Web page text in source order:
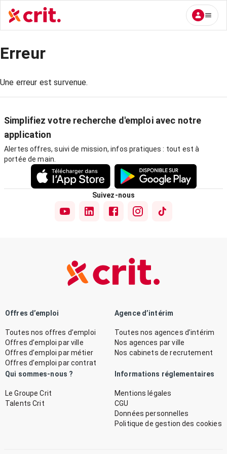
Erreur
Une erreur est survenue.
Simplifiez votre recherche d'emploi avec notre
application
Alertes offres, suivi de mission, infos pratiques : tout est à
portée de main.
Suivez-nous
Offres d’emploi
Toutes nos offres d’emploi
Offres d’emploi par ville
Offres d’emploi par métier
Offres d’emploi par contrat
Agence d’intérim
Toutes nos agences d’intérim
Nos agences par ville
Nos cabinets de recrutement
Qui sommes-nous ?
Le Groupe Crit
Talents Crit
Informations réglementaires
Mentions légales
CGU
Données personnelles
Politique de gestion des cookies